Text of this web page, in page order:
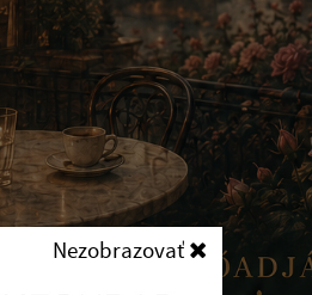
Nezobrazovať